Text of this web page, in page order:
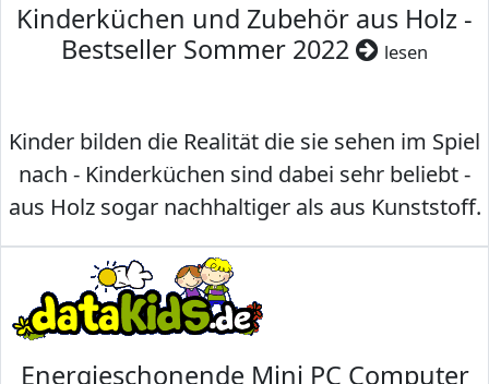
Kinderküchen und Zubehör aus Holz -
Bestseller Sommer 2022
lesen
Kinder bilden die Realität die sie sehen im Spiel
nach - Kinderküchen sind dabei sehr beliebt -
aus Holz sogar nachhaltiger als aus Kunststoff.
Energieschonende Mini PC Computer